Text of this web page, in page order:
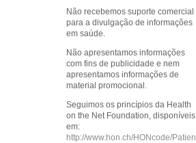
Não recebemos suporte comercial
para a divulgação de informações
em saúde.
Não apresentamos informações
com fins de publicidade e nem
apresentamos informações de
material promocional.
Seguimos os princípios da Health
on the Net Foundation, disponíveis
em:
http://www.hon.ch/HONcode/Patien